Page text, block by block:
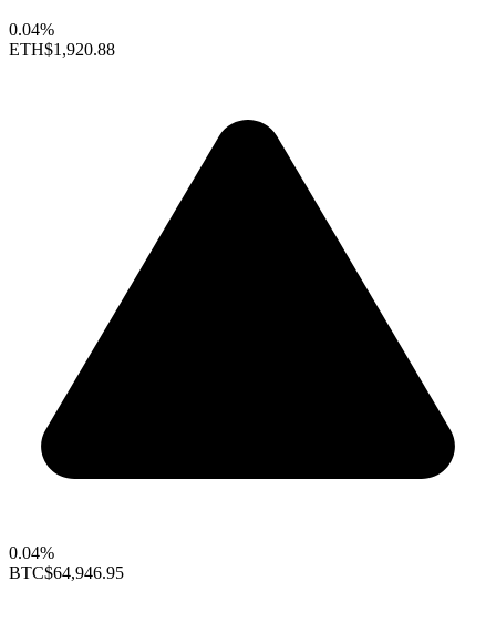
0.04%
ETH$1,920.88
0.04%
BTC$64,946.95